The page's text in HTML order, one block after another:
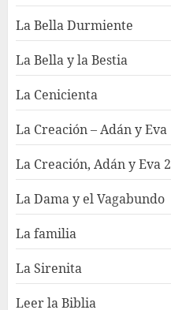
La Bella Durmiente
La Bella y la Bestia
La Cenicienta
La Creación – Adán y Eva
La Creación, Adán y Eva 2
La Dama y el Vagabundo
La familia
La Sirenita
Leer la Biblia